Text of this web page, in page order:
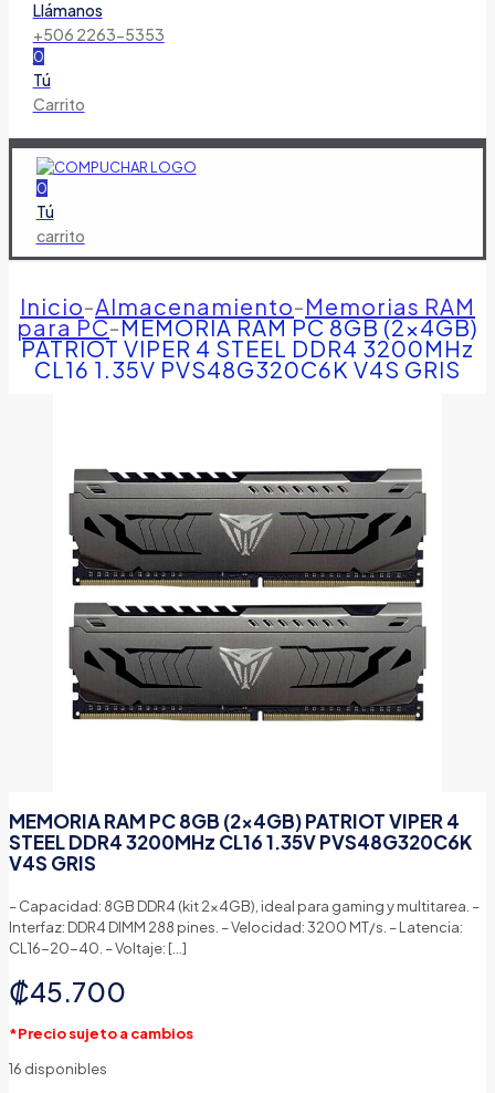
Llámanos
+506 2263-5353
0
Tú
Carrito
0
Tú
carrito
Inicio-Almacenamiento-Memorias RAM
para PC-MEMORIA RAM PC 8GB (2×4GB)
PATRIOT VIPER 4 STEEL DDR4 3200MHz
CL16 1.35V PVS48G320C6K V4S GRIS
MEMORIA RAM PC 8GB (2×4GB) PATRIOT VIPER 4
STEEL DDR4 3200MHz CL16 1.35V PVS48G320C6K
V4S GRIS
– Capacidad: 8GB DDR4 (kit 2×4GB), ideal para gaming y multitarea. –
Interfaz: DDR4 DIMM 288 pines. – Velocidad: 3200 MT/s. – Latencia:
CL16-20-40. – Voltaje: […]
₡45.700
*Precio sujeto a cambios
16 disponibles